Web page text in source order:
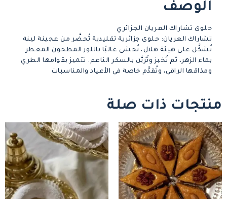
الوصف
حلوى تشاراك العريان الجزائري
تشاراك العريان: حلوى جزائرية تقليدية تُحضَّر من عجينة لينة
تُشكَّل على هيئة هلال، تُحشى غالبًا باللوز المطحون المعطر
بماء الزهر، ثم تُخبز وتُزيَّن بالسكر الناعم. تتميز بقوامها الطري
ومذاقها الراقي، وتُقدَّم خاصة في الأعياد والمناسبات
منتجات ذات صلة